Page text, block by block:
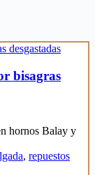
bisagras
hornos Balay y
, repuestos